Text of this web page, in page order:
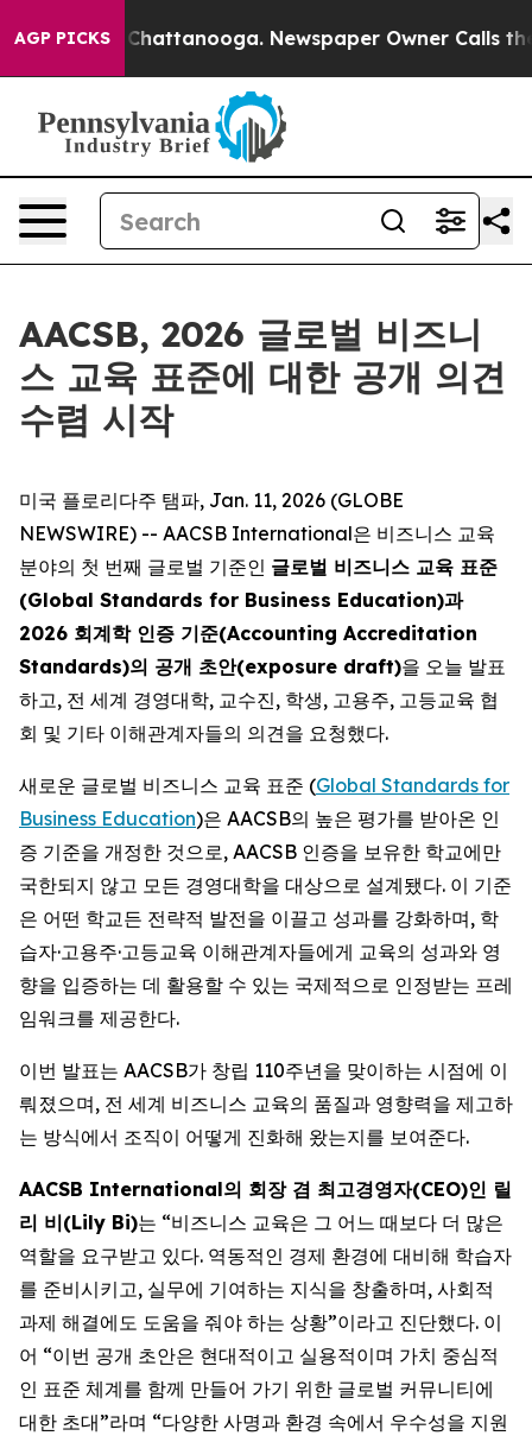
AGP PICKSin Chattanooga. Newspaper Owner Calls the
AACSB, 2026 글로벌 비즈니
스 교육 표준에 대한 공개 의견
수렴 시작
미국 플로리다주 탬파, Jan. 11, 2026 (GLOBE
NEWSWIRE) -- AACSB International은 비즈니스 교육
분야의 첫 번째 글로벌 기준인 글로벌 비즈니스 교육 표준
(Global Standards for Business Education)과
2026 회계학 인증 기준(Accounting Accreditation
Standards)의 공개 초안(exposure draft)을 오늘 발표
하고, 전 세계 경영대학, 교수진, 학생, 고용주, 고등교육 협
회 및 기타 이해관계자들의 의견을 요청했다.
새로운 글로벌 비즈니스 교육 표준 (Global Standards for
Business Education)은 AACSB의 높은 평가를 받아온 인
증 기준을 개정한 것으로, AACSB 인증을 보유한 학교에만
국한되지 않고 모든 경영대학을 대상으로 설계됐다. 이 기준
은 어떤 학교든 전략적 발전을 이끌고 성과를 강화하며, 학
습자·고용주·고등교육 이해관계자들에게 교육의 성과와 영
향을 입증하는 데 활용할 수 있는 국제적으로 인정받는 프레
임워크를 제공한다.
이번 발표는 AACSB가 창립 110주년을 맞이하는 시점에 이
뤄졌으며, 전 세계 비즈니스 교육의 품질과 영향력을 제고하
는 방식에서 조직이 어떻게 진화해 왔는지를 보여준다.
AACSB International의 회장 겸 최고경영자(CEO)인 릴
리 비(Lily Bi)는 “비즈니스 교육은 그 어느 때보다 더 많은
역할을 요구받고 있다. 역동적인 경제 환경에 대비해 학습자
를 준비시키고, 실무에 기여하는 지식을 창출하며, 사회적
과제 해결에도 도움을 줘야 하는 상황”이라고 진단했다. 이
어 “이번 공개 초안은 현대적이고 실용적이며 가치 중심적
인 표준 체계를 함께 만들어 가기 위한 글로벌 커뮤니티에
대한 초대”라며 “다양한 사명과 환경 속에서 우수성을 지원